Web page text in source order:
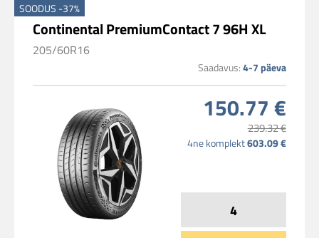
SOODUS -37%
Continental PremiumContact 7 96H XL
205/60R16
Saadavus: 4-7 päeva
150.77 €
239.32 €
4ne komplekt603.09 €